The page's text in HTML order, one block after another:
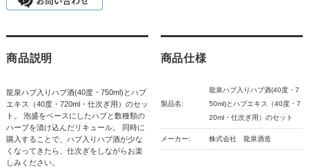
商品説明
龍泉ハブ入りハブ酒(40度・750ml)とハブ
エキス（40度・720ml・仕次ぎ用）のセッ
ト。 泡盛をベースにしたハブと数種類の
ハーブを漬け込んだリキュール。 同時に
購入することで、ハブ入りハブ酒が少な
くなってきたら、仕次ぎをしながらお楽
しみください。
商品仕様
製品名:
龍泉ハブ入りハブ酒(40度・7
50ml)とハブエキス（40度・7
20ml・仕次ぎ用）のセット
メーカー: 株式会社 龍泉酒造